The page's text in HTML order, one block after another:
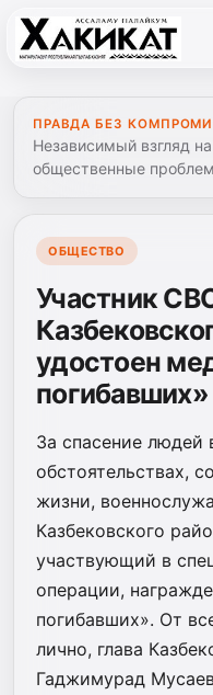
ПРАВДА БЕЗ
Независимый взгляд
общественные
ОБЩЕСТВО
Участник
удостоен
погибавших»
За спасение людей
обстоятельствах,
жизни,
Казбековского
участвующий в
операции,
погибавших». От
лично, глава
Гаджимурад